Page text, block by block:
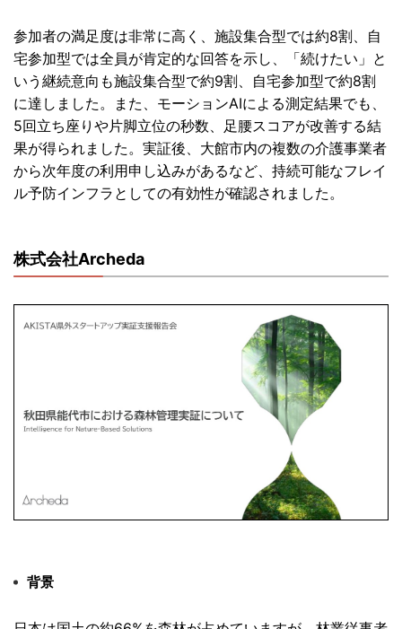
参加者の満足度は非常に高く、施設集合型では約8割、 自
宅参加型では全員が肯定的な回答を示し、「続けたい」 と
いう継続意向も施設集合型で約9割、 自宅参加型で約8割
に達しました。また、 モーションAIによる測定結果でも、
5回立ち座りや片脚立位の秒数、 足腰スコアが改善する結
果が得られました。実証後、 大館市内の複数の介護事業者
から次年度の利用申し込みがあるなど、 持続可能なフレイ
ル予防インフラとしての有効性が確認されました。
株式会社Archeda
背景